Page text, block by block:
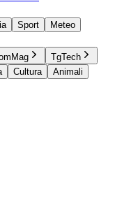
Sport
Meteo
TgTech
Cultura
Animali